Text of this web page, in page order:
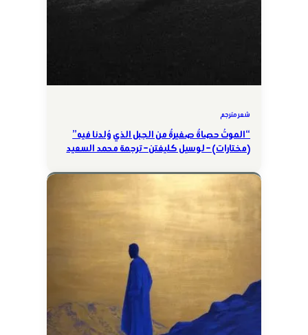
شعر مترجم
“الموتُ حصاةٌ صغيرةٌ من الجبل الذي وُلدنا فيه”
(مختارات) – لوسيل كليفتن – ترجمة محمد السعيد